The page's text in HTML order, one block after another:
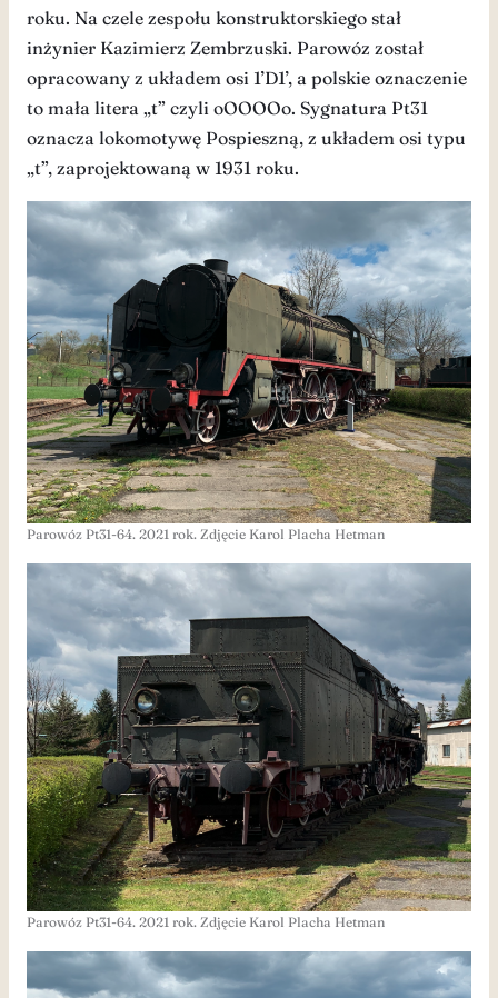
roku. Na czele zespołu konstruktorskiego stał
inżynier Kazimierz Zembrzuski. Parowóz został
opracowany z układem osi 1’D1’, a polskie oznaczenie
to mała litera „t” czyli oOOOOo. Sygnatura Pt31
oznacza lokomotywę Pospieszną, z układem osi typu
„t”, zaprojektowaną w 1931 roku.
Parowóz Pt31-64. 2021 rok. Zdjęcie Karol Placha Hetman
Parowóz Pt31-64. 2021 rok. Zdjęcie Karol Placha Hetman